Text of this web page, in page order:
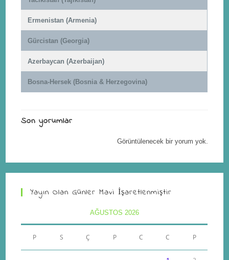
Ermenistan (Armenia)
Gürcistan (Georgia)
Azerbaycan (Azerbaijan)
Bosna-Hersek (Bosnia & Herzegovina)
Son yorumlar
Görüntülenecek bir yorum yok.
Yayın Olan Günler Mavi İşaretlenmiştir
AĞUSTOS 2026
P S Ç P C C P